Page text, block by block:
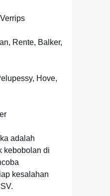
Rente, Balker,
Hove,
adalah
kebobolan di
kesalahan